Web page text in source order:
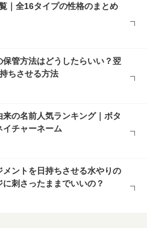
｜全16タイプの性格のまとめ
保管方法はどうしたらいい？翌
ちさせる方法
の名前人気ランキング｜ボタ
イチャーネーム
メントを日持ちさせる水やりの
刺さったままでいいの？